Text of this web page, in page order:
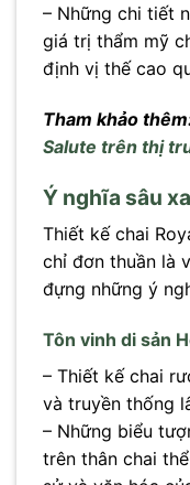
– Những chi tiết
giá trị thẩm mỹ
định vị thế cao
Tham khảo
Salute trên thị
Ý nghĩa sâu
Thiết kế chai
chỉ đơn thuần là
đựng những ý
Tôn vinh di sản
– Thiết kế chai
và truyền thống
– Những biểu
trên thân chai